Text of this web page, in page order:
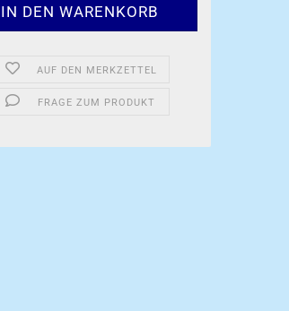
AUF DEN MERKZETTEL
FRAGE ZUM PRODUKT